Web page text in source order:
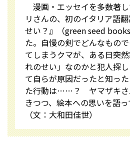
漫画・エッセイを多数著
リさんの、初のイタリア語
せい？』（green seed
た。自慢の剣でどんなもの
てしまうクマが、ある日突
れのせい」なのかと犯人探
て自らが原因だったと知っ
た行動は……？ ヤマザキさ
きつつ、絵本への思いを語っ
（文：大和田佳世）